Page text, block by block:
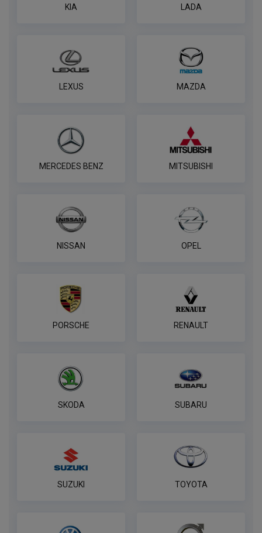
по запросу
KIA LADA
LEXUS MAZDA
MERCEDES BENZ MITSUBISHI
NISSAN OPEL
PORSCHE RENAULT
SKODA SUBARU
SUZUKI TOYOTA